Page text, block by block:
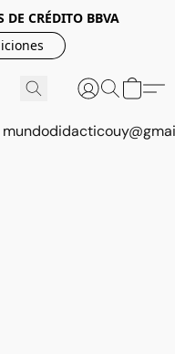
DE CRÉDITO BBVA